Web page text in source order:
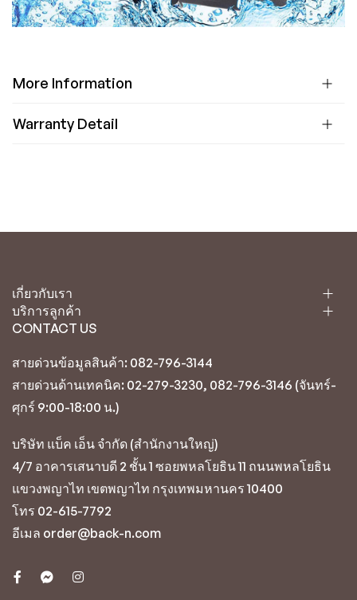
More Information
Warranty Detail
เกี่ยวกับเรา
บริการลูกค้า
CONTACT US
สายด่วนข้อมูลสินค้า: 082-796-3144
สายด่วนด้านเทคนิค: 02-279-3230, 082-796-3146 (จันทร์-
ศุกร์ 9:00-18:00 น.)
บริษัท แบ็ค เอ็น จำกัด (สำนักงานใหญ่)
4/7 อาคารเสนาบดี 2 ชั้น 1 ซอยพหลโยธิน 11 ถนนพหลโยธิน
แขวงพญาไท เขตพญาไท กรุงเทพมหานคร 10400
โทร 02-615-7792
อีเมล order@back-n.com